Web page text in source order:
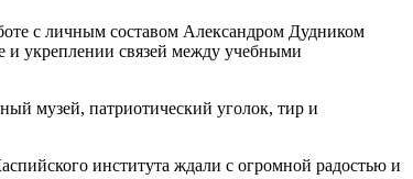
с личным составом Александром Дудником
и укреплении связей между учебными
музей, патриотический уголок, тир и
института ждали с огромной радостью и